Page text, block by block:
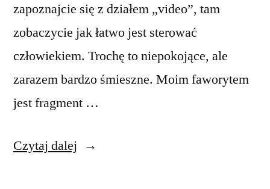
zapoznajcie się z działem „video”, tam
zobaczycie jak łatwo jest sterować
człowiekiem. Trochę to niepokojące, ale
zarazem bardzo śmieszne. Moim faworytem
jest fragment …
Czytaj dalej „Zabawy